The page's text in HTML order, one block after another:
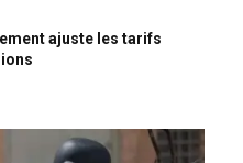
ajuste les tarifs